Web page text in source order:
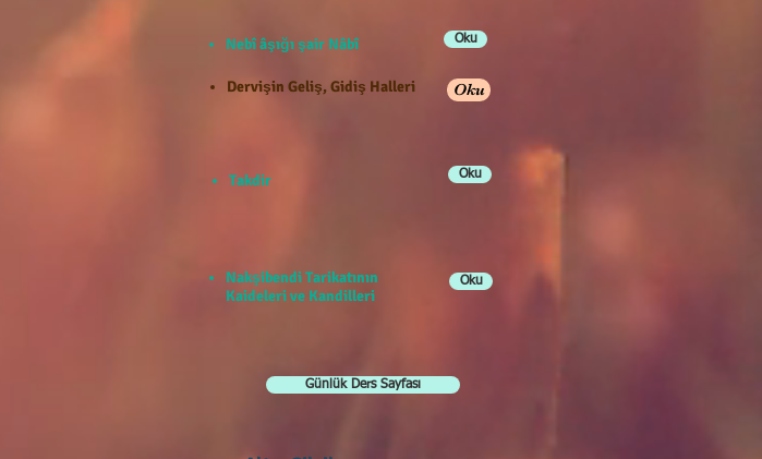
Günlük Ders Sayfası
Nebî âşığı şair Nâbî Oku
Dervişin Geliş, Gidiş Halleri Oku
Takdir Oku
Nakşibendi Tarikatının
Kaideleri ve Kandilleri
Oku